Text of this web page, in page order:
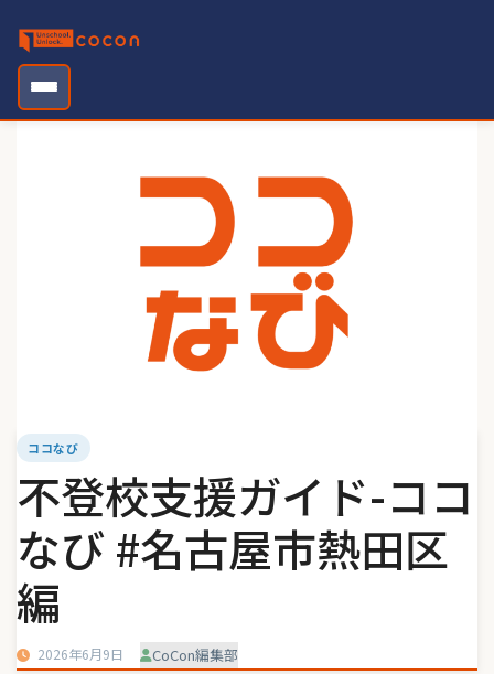
content
ココなび
不登校支援ガイド-ココ
なび #名古屋市熱田区
編
2026年6月9日 CoCon編集部